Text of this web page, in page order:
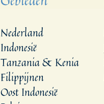
Nederland
Indonesië
Tanzania & Kenia
Filippijnen
Oost Indonesië